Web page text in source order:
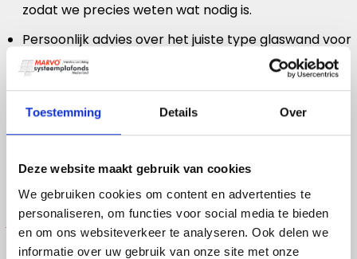
Toestemming Details Over
Deze website maakt gebruik van cookies
We gebruiken cookies om content en advertenties te
personaliseren, om functies voor social media te bieden
en om ons websiteverkeer te analyseren. Ook delen we
informatie over uw gebruik van onze site met onze
zodat we precies weten wat nodig is.
Persoonlijk advies over het juiste type glaswand voor
jouw ruimte.
Een offerte= factuur: dus geen verrassingen
achteraf.
We denken proactief met je mee over routing,
akoestiek, daglicht en uitstraling, zodat jij straks een
systeemwandhebt die méér doet dan alleen de
ruimte opdelen.